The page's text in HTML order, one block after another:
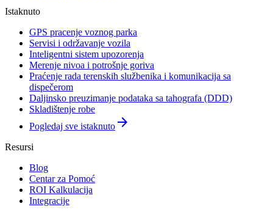
Istaknuto
GPS pracenje voznog parka
Servisi i održavanje vozila
Inteligentni sistem upozorenja
Merenje nivoa i potrošnje goriva
Praćenje rada terenskih službenika i komunikacija sa
dispečerom
Daljinsko preuzimanje podataka sa tahografa (DDD)
Skladištenje robe
Pogledaj sve istaknuto arrow_forward
Resursi
Blog
Centar za Pomoć
ROI Kalkulacija
Integracije